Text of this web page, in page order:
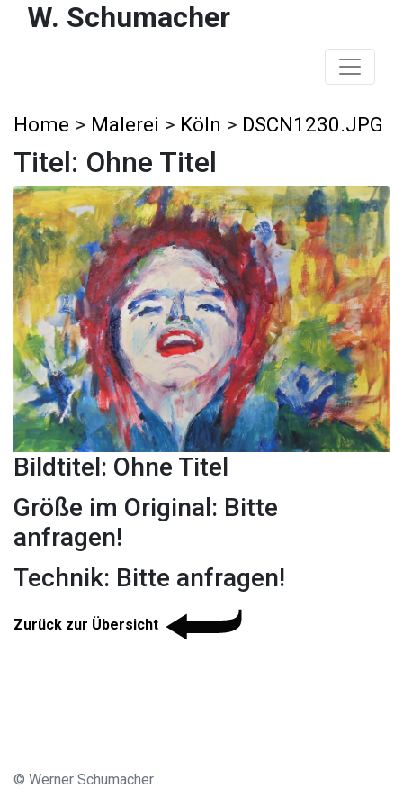
W. Schumacher
Home > Malerei > Köln > DSCN1230.JPG
Titel: Ohne Titel
Bildtitel: Ohne Titel
Größe im Original: Bitte
anfragen!
Technik: Bitte anfragen!
Zurück zur Übersicht
© Werner Schumacher